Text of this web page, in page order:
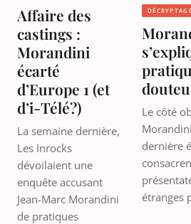
Affaire des
castings :
Morandini
écarté
d’Europe 1 (et
d’i-Télé?)
La semaine dernière,
Les Inrocks
dévoilaient une
enquête accusant
Jean-Marc Morandini
de pratiques
DÉCRYPTAGE
Le côté
dernière
étranges